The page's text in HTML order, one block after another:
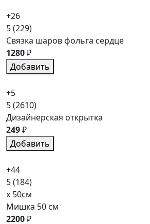
+26
5(229)
Связка шаров фольга сердце
1280₽
Добавить
+5
5(2610)
Дизайнерская открытка
249₽
Добавить
+44
5(184)
x 50см
Мишка 50 см
2200₽